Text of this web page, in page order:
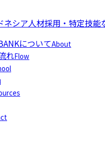
についてAbout
れFlow